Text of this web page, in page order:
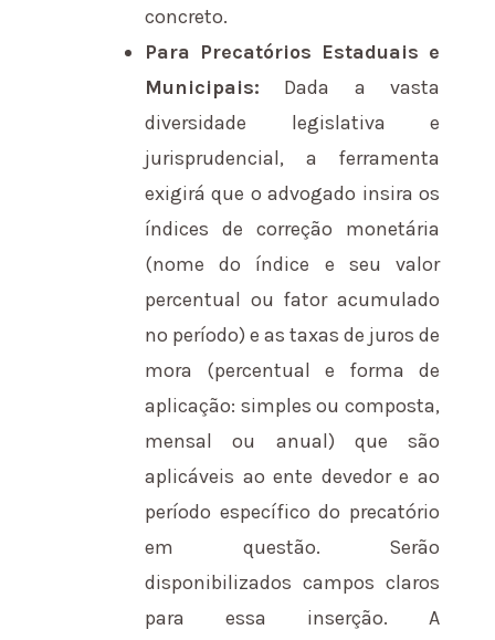
concreto.
Para Precatórios Estaduais e
Municipais: Dada a vasta
diversidade legislativa e
jurisprudencial, a ferramenta
exigirá que o advogado insira os
índices de correção monetária
(nome do índice e seu valor
percentual ou fator acumulado
no período) e as taxas de juros de
mora (percentual e forma de
aplicação: simples ou composta,
mensal ou anual) que são
aplicáveis ao ente devedor e ao
período específico do precatório
em questão. Serão
disponibilizados campos claros
para essa inserção. A